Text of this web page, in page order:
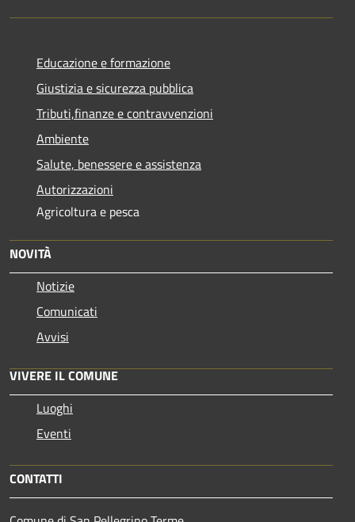
Educazione e formazione
Giustizia e sicurezza pubblica
Tributi,finanze e contravvenzioni
Ambiente
Salute, benessere e assistenza
Autorizzazioni
Agricoltura e pesca
NOVITÀ
Notizie
Comunicati
Avvisi
VIVERE IL COMUNE
Luoghi
Eventi
CONTATTI